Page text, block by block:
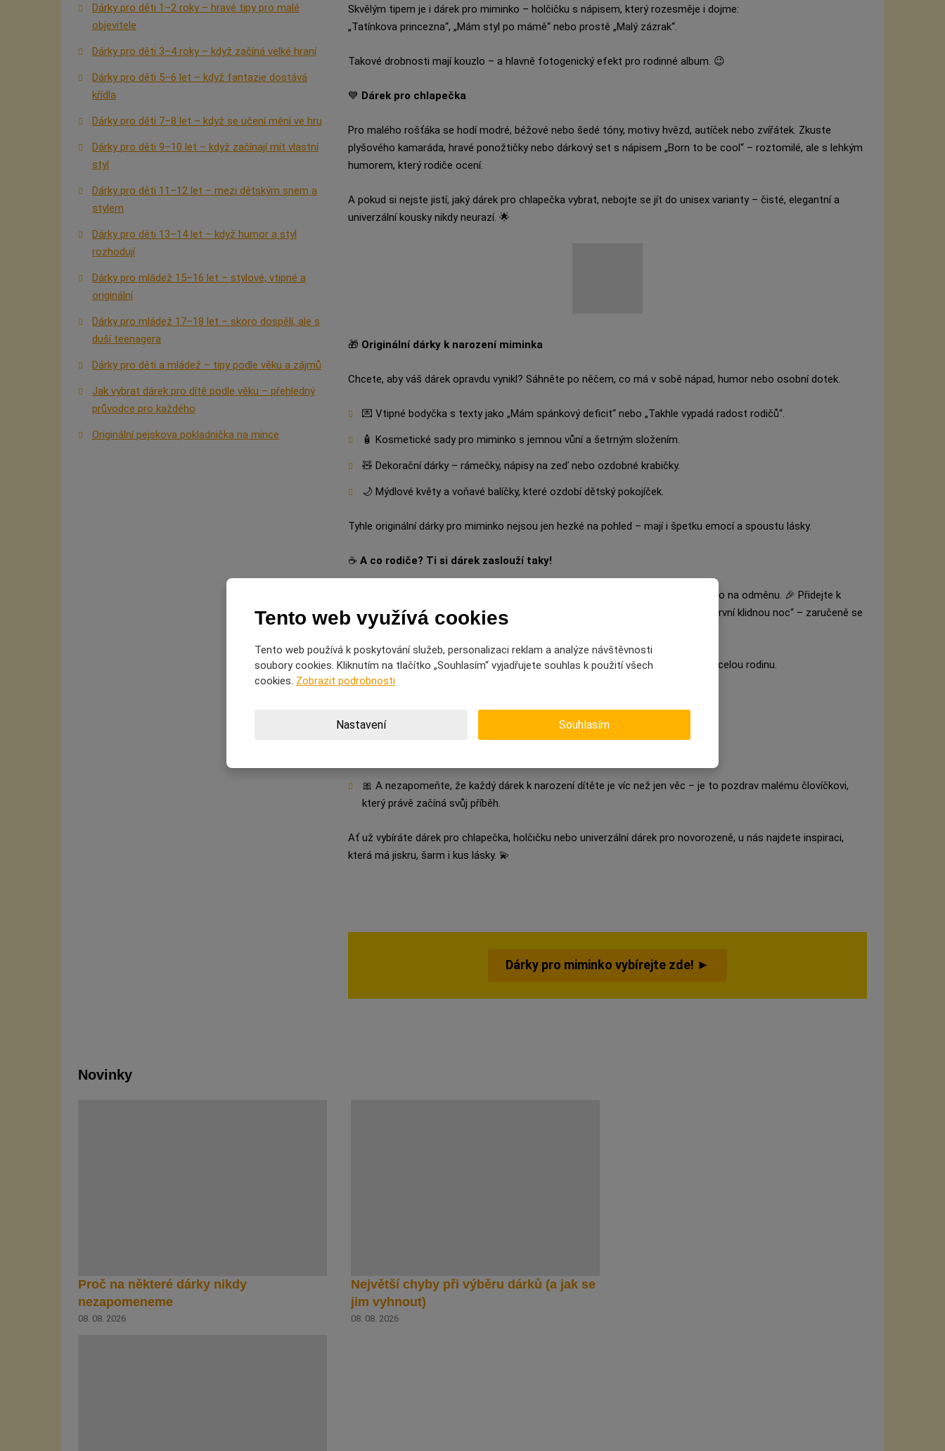
Dárky pro děti 1–2 roky – hravé tipy pro malé
objevitele
Dárky pro děti 3–4 roky – když začíná velké hraní
Dárky pro děti 5–6 let – když fantazie dostává
křídla
Dárky pro děti 7–8 let – když se učení mění ve hru
Dárky pro děti 9–10 let – když začínají mít vlastní
styl
Dárky pro děti 11–12 let – mezi dětským snem a
stylem
Dárky pro děti 13–14 let – když humor a styl
rozhodují
Dárky pro mládež 15–16 let – stylové, vtipné a
originální
Dárky pro mládež 17–18 let – skoro dospělí, ale s
duší teenagera
Dárky pro děti a mládež – tipy podle věku a zájmů
Jak vybrat dárek pro dítě podle věku – přehledný
průvodce pro každého
Originální pejskova pokladnička na mince
Skvělým tipem je i dárek pro miminko – holčičku s nápisem, který rozesměje i dojme:
„Tatínkova princezna“, „Mám styl po mámě“ nebo prostě „Malý zázrak“.
Takové drobnosti mají kouzlo – a hlavně fotogenický efekt pro rodinné album. 😉
💙 Dárek pro chlapečka
Pro malého rošťáka se hodí modré, béžové nebo šedé tóny, motivy hvězd, autíček nebo zvířátek. Zkuste
plyšového kamaráda, hravé ponožtičky nebo dárkový set s nápisem „Born to be cool“ – roztomilé, ale s lehkým
humorem, který rodiče ocení.
A pokud si nejste jistí, jaký dárek pro chlapečka vybrat, nebojte se jít do unisex varianty – čisté, elegantní a
univerzální kousky nikdy neurazí. 🌟
🎁 Originální dárky k narození miminka
Chcete, aby váš dárek opravdu vynikl? Sáhněte po něčem, co má v sobě nápad, humor nebo osobní dotek.
💌 Vtipné bodyčka s texty jako „Mám spánkový deficit“ nebo „Takhle vypadá radost rodičů“.
🧴 Kosmetické sady pro miminko s jemnou vůní a šetrným složením.
🧸 Dekorační dárky – rámečky, nápisy na zeď nebo ozdobné krabičky.
🌙 Mýdlové květy a voňavé balíčky, které ozdobí dětský pokojíček.
Tyhle originální dárky pro miminko nejsou jen hezké na pohled – mají i špetku emocí a spoustu lásky.
☕ A co rodiče? Ti si dárek zaslouží taky!
Protože miminko sice dostane všechno, ale ti, co to zvládli, si zaslouží taky něco na odměnu. 🎉 Přidejte k
dárku třeba vtipný hrnek, čokoládu s věnováním nebo lahev vína s etiketou „Na první klidnou noc“ – zaručeně se
to setká s úspěchem.
💞 Kombinovaný balíček pro miminko i rodiče je navíc skvělý způsob, jak potěšit celou rodinu.
🎀 A nezapomeňte, že každý dárek k narození dítěte je víc než jen věc – je to pozdrav malému človíčkovi,
který právě začíná svůj příběh.
Ať už vybíráte dárek pro chlapečka, holčičku nebo univerzální dárek pro novorozeně, u nás najdete inspiraci,
která má jiskru, šarm i kus lásky. 💫
Dárky pro miminko vybírejte zde! ►
Novinky
Proč na některé dárky nikdy
nezapomeneme
08. 08. 2026
Největší chyby při výběru dárků (a jak se
jim vyhnout)
08. 08. 2026
Tento web využívá cookies
Tento web používá k poskytování služeb, personalizaci reklam a analýze návštěvnosti
soubory cookies. Kliknutím na tlačítko „Souhlasím“ vyjadřujete souhlas k použití všech
cookies. Zobrazit podrobnosti
Nastavení Souhlasím